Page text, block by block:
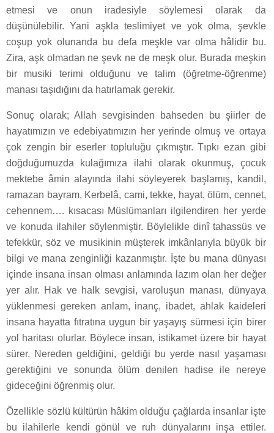
etmesi ve onun iradesiyle söylemesi olarak da
düşünülebilir. Yani aşkla teslimiyet ve yok olma, şevkle
coşup yok olunanda bu defa meşkle var olma hâlidir bu.
Zira, aşk olmadan ne şevk ne de meşk olur. Burada meşkin
bir musiki terimi olduğunu ve talim (öğretme-öğrenme)
manası taşıdığını da hatırlamak gerekir.
Sonuç olarak; Allah sevgisinden bahseden bu şiirler de
hayatımızın ve edebiyatımızın her yerinde olmuş ve ortaya
çok zengin bir eserler topluluğu çıkmıştır. Tıpkı ezan gibi
doğduğumuzda kulağımıza ilahi olarak okunmuş, çocuk
mektebe âmin alayında ilahi söyleyerek başlamış, kandil,
ramazan bayram, Kerbelâ, cami, tekke, hayat, ölüm, cennet,
cehennem…. kısacası Müslümanları ilgilendiren her yerde
ve konuda ilahiler söylenmiştir. Böylelikle dinî tahassüs ve
tefekkür, söz ve musikinin müşterek imkânlarıyla büyük bir
bilgi ve mana zenginliği kazanmıştır. İşte bu mana dünyası
içinde insana insan olması anlamında lazım olan her değer
yer alır. Hak ve halk sevgisi, varoluşun manası, dünyaya
yüklenmesi gereken anlam, inanç, ibadet, ahlak kaideleri
insana hayatta fıtratına uygun bir yaşayış sürmesi için birer
yol haritası olurlar. Böylece insan, istikamet üzere bir hayat
sürer. Nereden geldiğini, geldiği bu yerde nasıl yaşaması
gerektiğini ve sonunda ölüm denilen hadise ile nereye
gideceğini öğrenmiş olur.
Özellikle sözlü kültürün hâkim olduğu çağlarda insanlar işte
bu ilahilerle kendi gönül ve ruh dünyalarını inşa ettiler.